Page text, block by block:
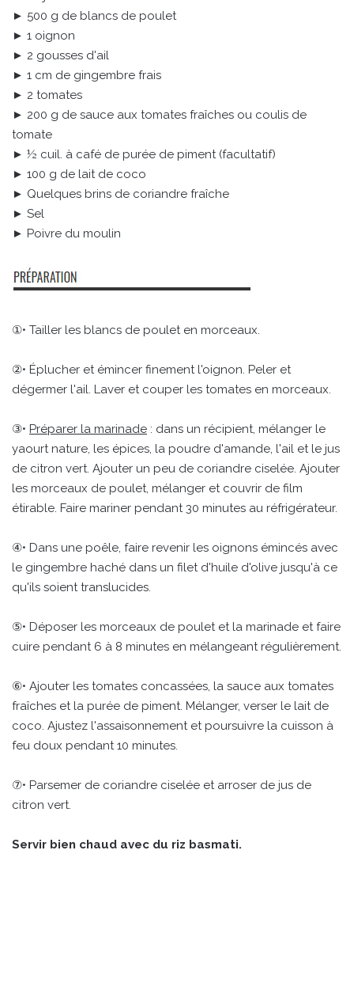
► 500 g de blancs de poulet
► 1 oignon
► 2 gousses d'ail
► 1 cm de gingembre frais
► 2 tomates
► 200 g de sauce aux tomates fraîches ou coulis de
tomate
► ½ cuil. à café de purée de piment (facultatif)
► 100 g de lait de coco
► Quelques brins de coriandre fraîche
► Sel
► Poivre du moulin
①• Tailler les blancs de poulet en morceaux.
②• Éplucher et émincer finement l'oignon. Peler et
dégermer l'ail. Laver et couper les tomates en morceaux.
③• Préparer la marinade : dans un récipient, mélanger le
yaourt nature, les épices, la poudre d'amande, l'ail et le jus
de citron vert. Ajouter un peu de coriandre ciselée. Ajouter
les morceaux de poulet, mélanger et couvrir de film
étirable. Faire mariner pendant 30 minutes au réfrigérateur.
④• Dans une poêle, faire revenir les oignons émincés avec
le gingembre haché dans un filet d'huile d'olive jusqu'à ce
qu'ils soient translucides.
⑤• Déposer les morceaux de poulet et la marinade et faire
cuire pendant 6 à 8 minutes en mélangeant régulièrement.
⑥• Ajouter les tomates concassées, la sauce aux tomates
fraîches et la purée de piment. Mélanger, verser le lait de
coco. Ajustez l'assaisonnement et poursuivre la cuisson à
feu doux pendant 10 minutes.
⑦• Parsemer de coriandre ciselée et arroser de jus de
citron vert.
Servir bien chaud avec du riz basmati.